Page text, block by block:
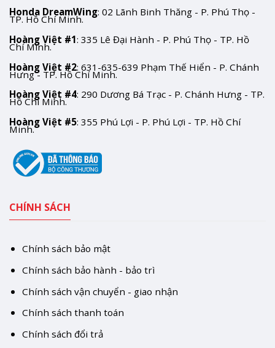
Honda DreamWing: 02 Lãnh Binh Thăng - P. Phú Thọ -
TP. Hồ Chí Minh.
Hoàng Việt #1: 335 Lê Đại Hành - P. Phú Thọ - TP. Hồ
Chí Minh.
Hoàng Việt #2: 631-635-639 Phạm Thế Hiển - P. Chánh
Hưng - TP. Hồ Chí Minh.
Hoàng Việt #4: 290 Dương Bá Trạc - P. Chánh Hưng - TP.
Hồ Chí Minh.
Hoàng Việt #5: 355 Phú Lợi - P. Phú Lợi - TP. Hồ Chí
Minh.
CHÍNH SÁCH
Chính sách bảo mật
Chính sách bảo hành - bảo trì
Chính sách vận chuyển - giao nhận
Chính sách thanh toán
Chính sách đổi trả